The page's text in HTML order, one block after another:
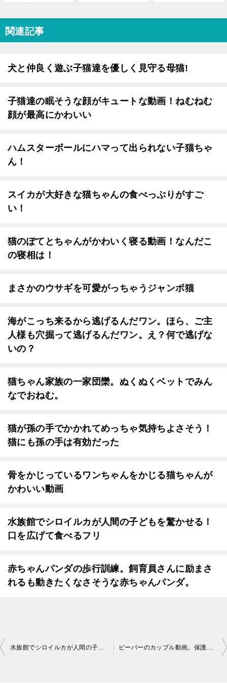
関連記事
犬と仲良く遊ぶ子猫達を優しく見守る母猫!
子猫達の眠そうな顔がキュートな動画！ねむねむ
顔が最高にかわいい
ハムスターボールにハマって出られない子猫ちゃ
ん！
スイカが大好きな猫ちゃんの食べっぷりがすご
い！
猫のぽてとちゃんがかわいく寝る動画！なんだこ
の寝相は！
まさかのウサギを可愛がっちゃうジャンボ猫
海がこっち来るから逃げるんだワン。ほら、ご主
人様も穴掘って逃げるんだワン。え？何で逃げな
いの？
猫ちゃん家族の一家団欒。ぬくぬくベットでみん
なでおねむ。
猫が孫の手でかかれてめっちゃ気持ちよさそう！
猫にも孫の手は有効だった
骨をかじっているワンちゃんをかじる猫ちゃんが
かわいい動画
水族館でシロイルカが人間の子どもを驚かせる！
口を広げて食べるフリ
赤ちゃんパンダの歩行訓練。飼育員さんに励まさ
れるも動きたくなさそうな赤ちゃんパンダ。
投
水族館でシロイルカが人間の子どもを驚かせる！口を広げて食べるフリ ビーバーのカップル動画。保護された施設で出会った二匹のビーバーは恋に落ちる